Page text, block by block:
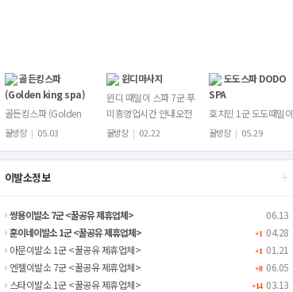
골든킹스파
(Golden king spa)
골든킹스파 (Golden
king spa)호치민에서 최
지 스파가 있습니다.바로
골든킹스파(Golden
꿀방장 | 05.03
윈디마사지
윈디 때밀이 스파 7군 푸
미흥영업시간 안내오전
09:00 ~ 새벽 03:00마
벽 3시마감)시스템 및 이
꿀방장 | 02.22
도도스파 DODO
SPA
호치민 1군 도도때밀이
스파시스템 및 이용요금
탁드립니다!예약 및 문
꿀방장 | 05.29
+
이발소정보
06.13
쌍용이발소 7군 <꿀공유 제휴업체>
+1 04.28
훈이네이발소 1군 <꿀공유 제휴업체>
+1 01.21
아문이발소 1군 <꿀공유 제휴업체>
+8 06.05
엔젤이발소 7군 <꿀공유 제휴업체>
+14 03.13
스타이발소 1군 <꿀공유 제휴업체>